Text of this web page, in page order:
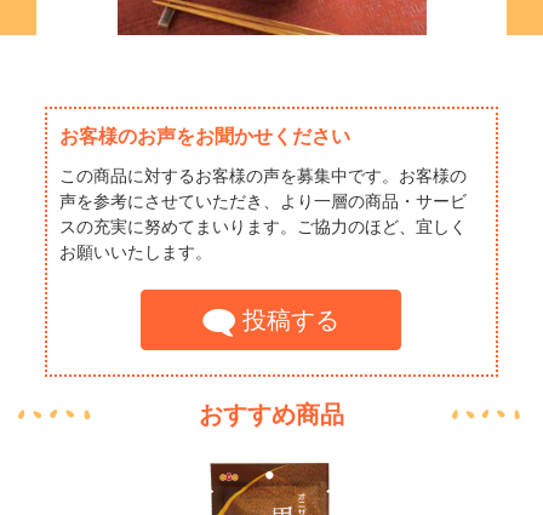
お客様のお声をお聞かせください
この商品に対するお客様の声を募集中です。お客様の
声を参考にさせていただき、より一層の商品・サービ
スの充実に努めてまいります。ご協力のほど、宜しく
お願いいたします。
投稿する
おすすめ商品